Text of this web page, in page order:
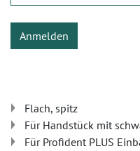
Anmelden
Flach, spitz
Für Handstück mit
Für Profident PLUS